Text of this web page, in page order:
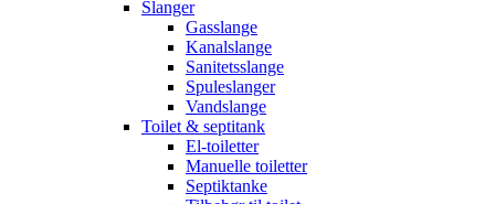
Slanger
Gasslange
Kanalslange
Sanitetsslange
Spuleslanger
Vandslange
Toilet & septitank
El-toiletter
Manuelle toiletter
Septiktanke